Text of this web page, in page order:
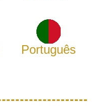
Português